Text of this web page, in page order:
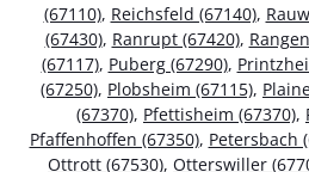
(67110), Reichsfeld (67140),
(67430), Ranrupt (67420),
(67117), Puberg (67290),
(67250), Plobsheim (67115),
(67370), Pfettisheim (67370),
Pfaffenhoffen (67350), Petersbach
Ottrott (67530), Otterswiller